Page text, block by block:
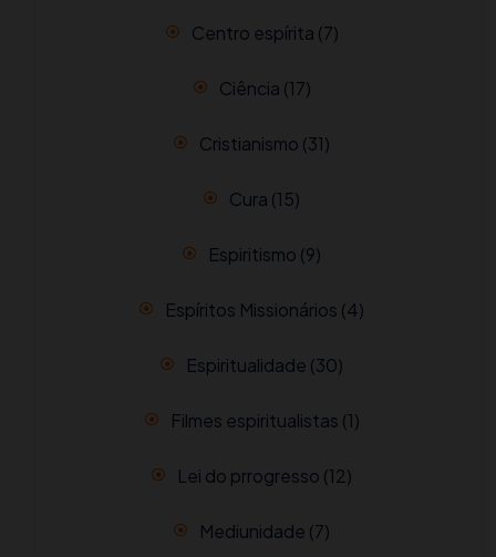
Centro espírita (7)
Ciência (17)
Cristianismo (31)
Cura (15)
Espiritismo (9)
Espíritos Missionários (4)
Espiritualidade (30)
Filmes espiritualistas (1)
Lei do prrogresso (12)
Mediunidade (7)